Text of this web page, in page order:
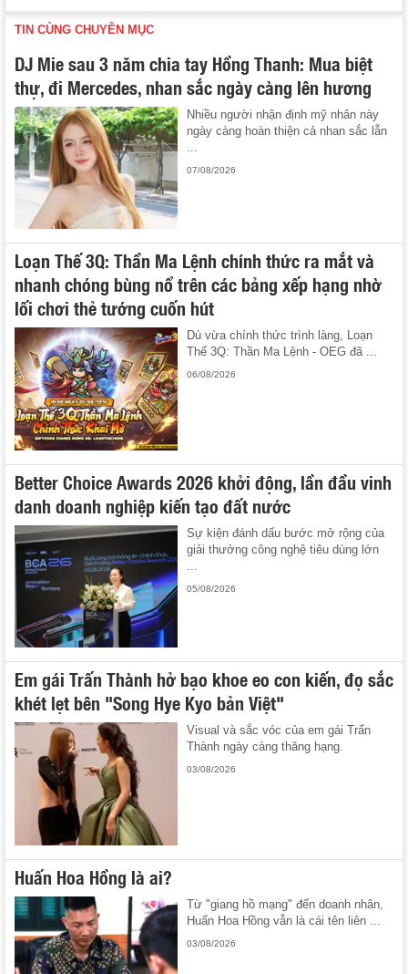
TIN CÙNG CHUYÊN MỤC
DJ Mie sau 3 năm chia tay Hồng Thanh: Mua biệt
thự, đi Mercedes, nhan sắc ngày càng lên hương
Nhiều người nhận định mỹ nhân này
ngày càng hoàn thiện cả nhan sắc lẫn
...
07/08/2026
Loạn Thế 3Q: Thần Ma Lệnh chính thức ra mắt và
nhanh chóng bùng nổ trên các bảng xếp hạng nhờ
lối chơi thẻ tướng cuốn hút
Dù vừa chính thức trình làng, Loạn
Thế 3Q: Thần Ma Lệnh - OEG đã ...
06/08/2026
Better Choice Awards 2026 khởi động, lần đầu vinh
danh doanh nghiệp kiến tạo đất nước
Sự kiện đánh dấu bước mở rộng của
giải thưởng công nghệ tiêu dùng lớn
05/08/2026
Em gái Trấn Thành hở bạo khoe eo con kiến, đọ sắc
khét lẹt bên "Song Hye Kyo bản Việt"
Visual và sắc vóc của em gái Trấn
Thành ngày càng thăng hạng.
03/08/2026
Huấn Hoa Hồng là ai?
Từ "giang hồ mạng" đến doanh nhân,
Huấn Hoa Hồng vẫn là cái tên liên ...
03/08/2026